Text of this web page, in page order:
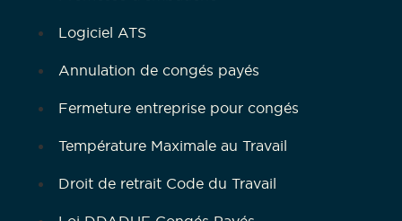
Logiciel ATS
Annulation de congés payés
Fermeture entreprise pour congés
Température Maximale au Travail
Droit de retrait Code du Travail